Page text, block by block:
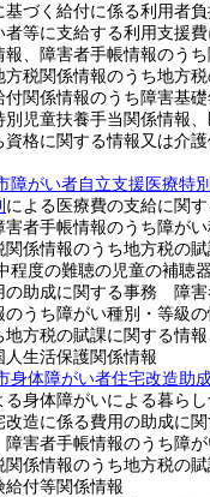
基づく給付に係る利用者
者等に支給する利用支援
報、障害者手帳情報のう
方税関係情報のうち地方
付関係情報のうち障害基
別児童扶養手当関係情報
資格に関する情報又は介
障がい者自立支援医療特
による医療費の支給に関
害者手帳情報のうち障が
関係情報のうち地方税の
程度の難聴の児童の補聴
の助成に関する事務 障害
のうち障がい種別・等級
地方税の賦課に関する情
人生活保護関係情報
身体障がい者住宅改造助
る身体障がいによる暮ら
改造に係る費用の助成に
障害者手帳情報のうち障
関係情報のうち地方税の
給付等関係情報